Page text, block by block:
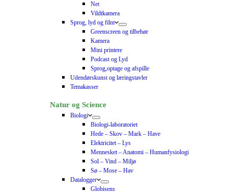
Net
Vildtkamera
Sprog, lyd og film
Greenscreen og tilbehør
Kamera
Mini printere
Podcast og Lyd
Sprog,optage og afspille
Udendørskunst og læringstavler
Temakasser
Natur og Science
Biologi
Biologi-laboratoriet
Hede – Skov – Mark – Have
Elektricitet – Lys
Mennesket – Anatomi – Humanfysiologi
Sol – Vind – Miljø
Sø – Mose – Hav
Datalogger
Globisens